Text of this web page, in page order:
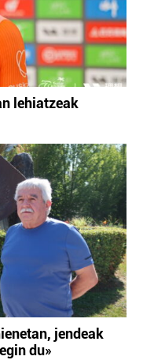
lehiatzeak
jendeak
du»